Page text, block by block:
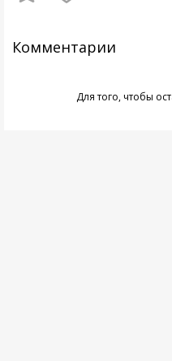
Комментарии
Для того, чтобы